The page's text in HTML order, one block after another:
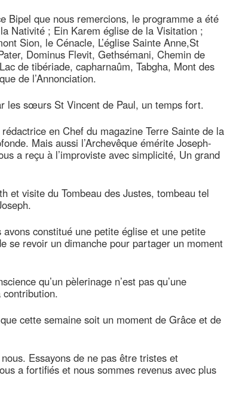
Bipel que nous remercions, le programme a été
Nativité ; Ein Karem église de la Visitation ;
Sion, le Cénacle, L’église Sainte Anne,St
Dominus Flevit, Gethsémani, Chemin de
de tibériade, capharnaûm, Tabgha, Mont des
de l’Annonciation.
les sœurs St Vincent de Paul, un temps fort.
en Chef du magazine Terre Sainte de la
Mais aussi l’Archevêque émérite Joseph-
a reçu à l’improviste avec simplicité, Un grand
et visite du Tombeau des Justes, tombeau tel
constitué une petite église et une petite
se revoir un dimanche pour partager un moment
qu’un pèlerinage n’est pas qu’une
cette semaine soit un moment de Grâce et de
Essayons de ne pas être tristes et
a fortifiés et nous sommes revenus avec plus